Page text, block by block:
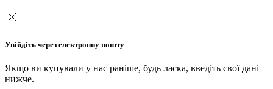
Увійдіть через електронну пошту
Якщо ви купували у нас раніше, будь ласка, введіть свої дані
нижче.